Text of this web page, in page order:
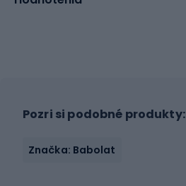
Pozri si podobné produkty:
Značka: Babolat